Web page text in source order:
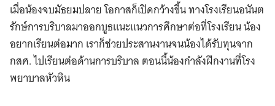
เมื่อน้องจบมัธยมปลาย โอกาสก็เปิดกว้างขึ้น ทางโรงเรียนอนันต
รักษ์การบริบาลมาออกบูธแนะแนวการศึกษาต่อที่โรงเรียน น้อง
อยากเรียนต่อมาก เราก็ช่วยประสานงานจนน้องได้รับทุนจาก
กสศ. ไปเรียนต่อด้านการบริบาล ตอนนี้น้องกำลังฝึกงานที่โรง
พยาบาลหัวหิน